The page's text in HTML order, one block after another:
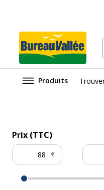
Produits
Prix (TTC)
€